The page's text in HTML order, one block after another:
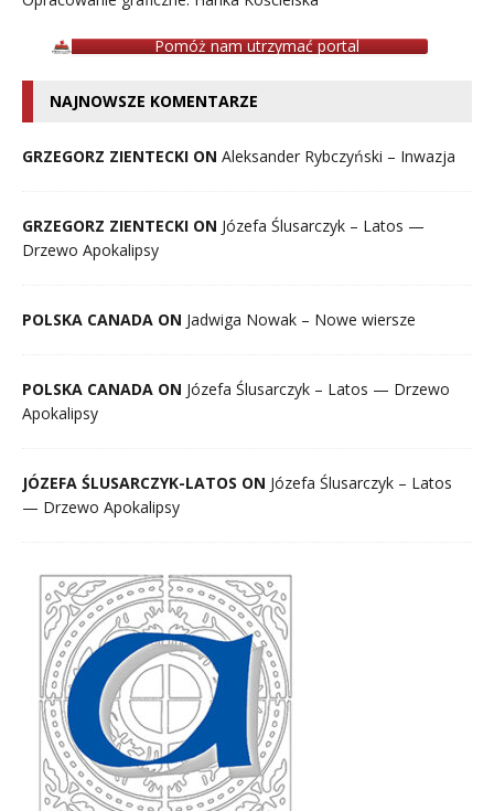
Pomóż nam utrzymać portal
NAJNOWSZE KOMENTARZE
GRZEGORZ ZIENTECKI ON Aleksander Rybczyński – Inwazja
GRZEGORZ ZIENTECKI ON Józefa Ślusarczyk – Latos —
Drzewo Apokalipsy
POLSKA CANADA ON Jadwiga Nowak – Nowe wiersze
POLSKA CANADA ON Józefa Ślusarczyk – Latos — Drzewo
Apokalipsy
JÓZEFA ŚLUSARCZYK-LATOS ON Józefa Ślusarczyk – Latos
— Drzewo Apokalipsy